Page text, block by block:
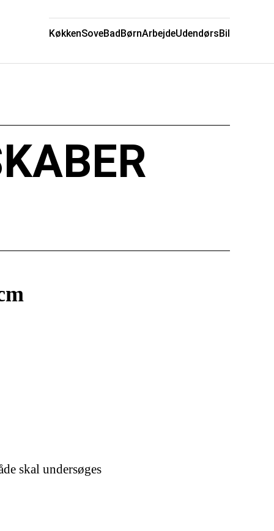
KøkkenSoveBadBørnArbejdeUdendørsBil
skal undersøges